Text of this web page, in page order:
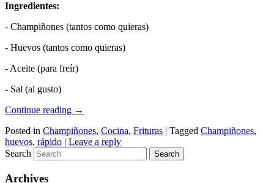
Ingredientes:
- Champiñones (tantos como quieras)
- Huevos (tantos como quieras)
- Aceite (para freír)
- Sal (al gusto)
Continue reading →
Posted in Champiñones, Cocina, Frituras | Tagged Champiñones,
huevos, rápido | Leave a reply
Search
Archives